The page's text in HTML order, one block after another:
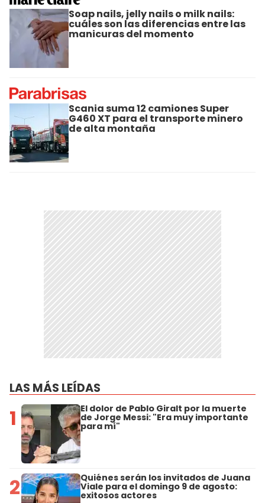
Soap nails, jelly nails o milk nails:
cuáles son las diferencias entre las
manicuras del momento
Scania suma 12 camiones Super
G460 XT para el transporte minero
de alta montaña
LAS MÁS LEÍDAS
1 El dolor de Pablo Giralt por la muerte
de Jorge Messi: "Era muy importante
para mí"
2 Quiénes serán los invitados de Juana
Viale para el domingo 9 de agosto:
exitosos actores